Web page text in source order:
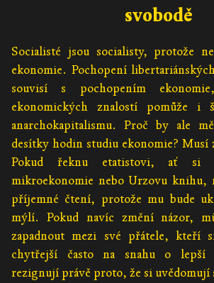
svobodě
Socialisté jsou socialisty, protože
ekonomie. Pochopení
souvisí s pochopením
ekonomických znalostí pomůže i
anarchokapitalismu. Proč by ale
desítky hodin studiu ekonomie?
Pokud řeknu etatistovi, ať si
mikroekonomie nebo Urzovu knihu,
příjemné čtení, protože mu bude
mýlí. Pokud navíc změní názor,
zapadnout mezi své přátele, kteří
chytřejší často na snahu o lepší
rezignují právě proto, že si uvědomují